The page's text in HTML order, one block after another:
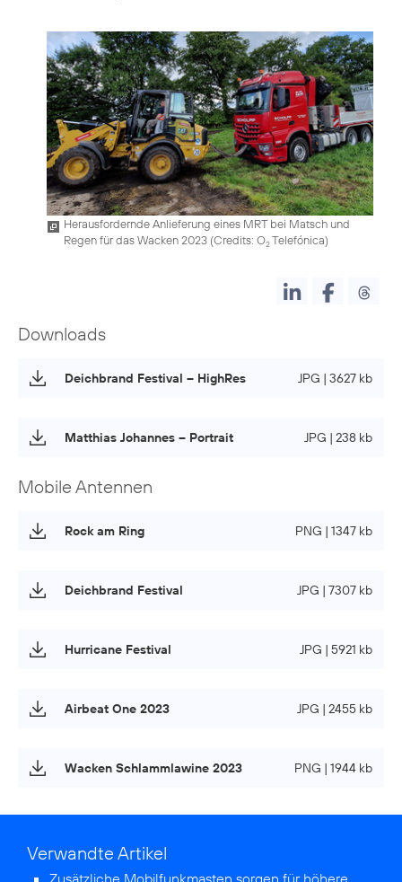
Herausfordernde Anlieferung eines MRT bei Matsch und
Regen für das Wacken 2023 (Credits: O2Telefónica)
Downloads
Deichbrand Festival – HighRes JPG | 3627 kb
Matthias Johannes – Portrait JPG | 238 kb
Mobile Antennen
Rock am Ring PNG | 1347 kb
Deichbrand Festival JPG | 7307 kb
Hurricane Festival JPG | 5921 kb
Airbeat One 2023 JPG | 2455 kb
Wacken Schlammlawine 2023 PNG | 1944 kb
Verwandte Artikel
Zusätzliche Mobilfunkmasten sorgen für höhere